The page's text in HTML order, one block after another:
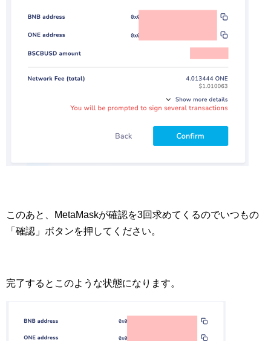
このあと、MetaMaskが確認を3回求めてくるのでいつもの
「確認」ボタンを押してください。
完了するとこのような状態になります。